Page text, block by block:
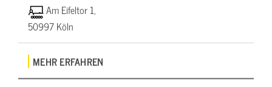
Am Eifeltor 1,
50997 Köln
MEHR ERFAHREN